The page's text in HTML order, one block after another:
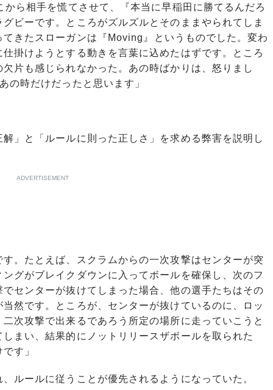
ら相手を慌てさせて、『本当に早稲田に勝てるんだろ
ビーです。ところがズルズルとそのままやられてしま
きたスローガンは『Moving』というものでした。変わ
掛けようとする動きを言葉に込めたはずです。ところ
片も感じられなかった。あの時ばかりは、怒りまし
の時だけだったと思います」
」と「ルールに則った正しさ」を求める弊害を説明し
ADVERTISEMENT
。たとえば、スクラムからの一次攻撃はセンターが突
グがブレイクダウンに入ってボールを確保し、次のフ
センターが抜けてしまった場合、他の選手たちはその
然です。ところが、センターが抜けているのに、ロッ
次攻撃で出来るであろう所定の場所に走っていこうと
まい、結果的にノットリリースザボールを取られた
す」
ールに従うことが優先されるようになっていた。